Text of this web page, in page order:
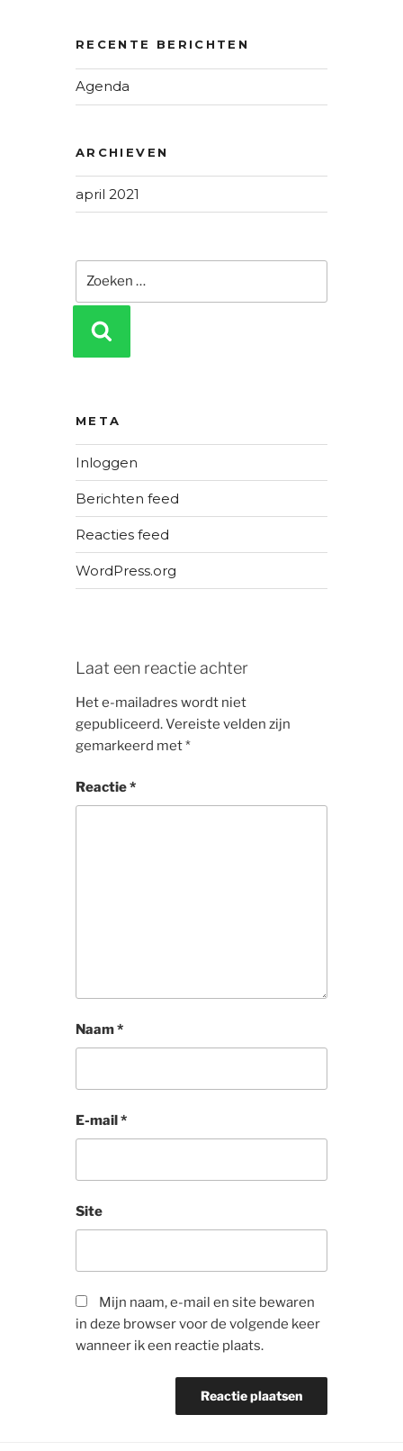
RECENTE BERICHTEN
Agenda
ARCHIEVEN
april 2021
naar:
META
Inloggen
Berichten feed
Reacties feed
WordPress.org
Laat een reactie achter
Het e-mailadres wordt niet
gepubliceerd.Vereiste velden zijn
gemarkeerd met*
Reactie*
Naam*
E-mail *
Site
Mijn naam, e-mail en site bewaren
in deze browser voor de volgende keer
wanneer ik een reactie plaats.